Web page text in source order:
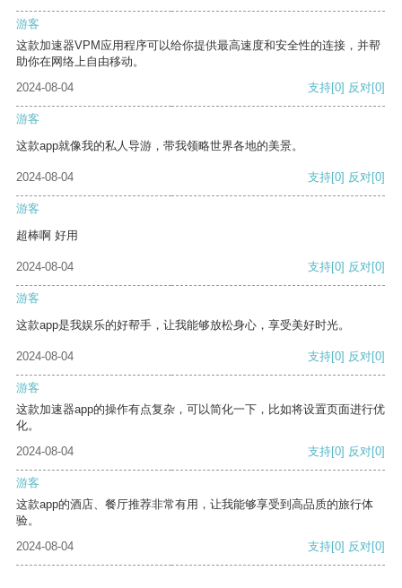
游客
这款加速器VPM应用程序可以给你提供最高速度和安全性的连接，并帮
助你在网络上自由移动。
2024-08-04
支持[0] 反对[0]
游客
这款app就像我的私人导游，带我领略世界各地的美景。
2024-08-04 支持[0] 反对[0]
游客
超棒啊 好用
2024-08-04 支持[0] 反对[0]
游客
这款app是我娱乐的好帮手，让我能够放松身心，享受美好时光。
2024-08-04 支持[0] 反对[0]
游客
这款加速器app的操作有点复杂，可以简化一下，比如将设置页面进行优
化。
2024-08-04
支持[0] 反对[0]
游客
这款app的酒店、餐厅推荐非常有用，让我能够享受到高品质的旅行体
验。
2024-08-04
支持[0] 反对[0]